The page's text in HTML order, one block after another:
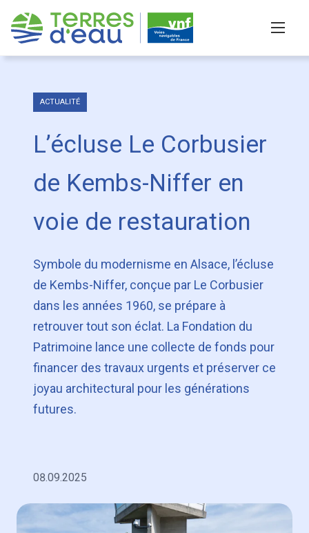
← Accueil>L’écluse Le Corbusier de Kembs-Niffer
ACTUALITÉ
L’écluse Le Corbusier
de Kembs-Niffer en
voie de restauration
Symbole du modernisme en Alsace, l’écluse
de Kembs-Niffer, conçue par Le Corbusier
dans les années 1960, se prépare à
retrouver tout son éclat. La Fondation du
Patrimoine lance une collecte de fonds pour
financer des travaux urgents et préserver ce
joyau architectural pour les générations
futures.
08.09.2025